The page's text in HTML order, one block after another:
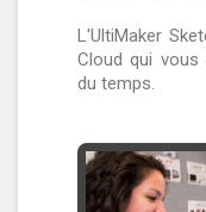
L'UltiMaker
Cloud qui vous
du temps.